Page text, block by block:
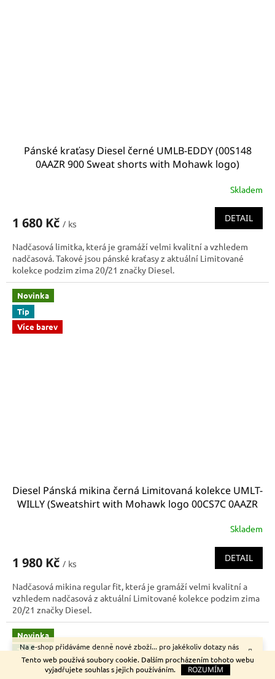
Tento web používá soubory cookie. Dalším procházením tohoto webu
vyjadřujete souhlas s jejich používáním.
ROZUMÍM
Na e-shop přidáváme denně nové zboží... pro jakékoliv dotazy nás
neváhejte kontaktovat.
Pánské kraťasy Diesel černé UMLB-EDDY (00S148
0AAZR 900 Sweat shorts with Mohawk logo)
Skladem
1 680 Kč / ks
DETAIL
Nadčasová limitka, která je gramáží velmi kvalitní a vzhledem
nadčasová. Takové jsou pánské kraťasy z aktuální Limitované
kolekce podzim zima 20/21 značky Diesel.
Novinka
Tip
Více barev
Diesel Pánská mikina černá Limitovaná kolekce UMLT-
WILLY (Sweatshirt with Mohawk logo 00CS7C 0AAZR
Skladem
1 980 Kč / ks
DETAIL
Nadčasová mikina regular fit, která je gramáží velmi kvalitní a
vzhledem nadčasová z aktuální Limitované kolekce podzim zima
20/21 značky Diesel.
Novinka
Tip